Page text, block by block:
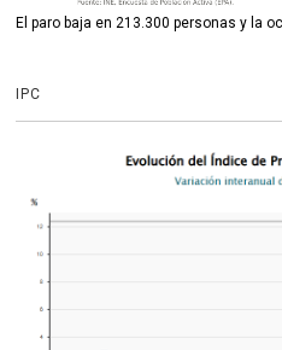
El paro baja en 213.300 personas y la
IPC